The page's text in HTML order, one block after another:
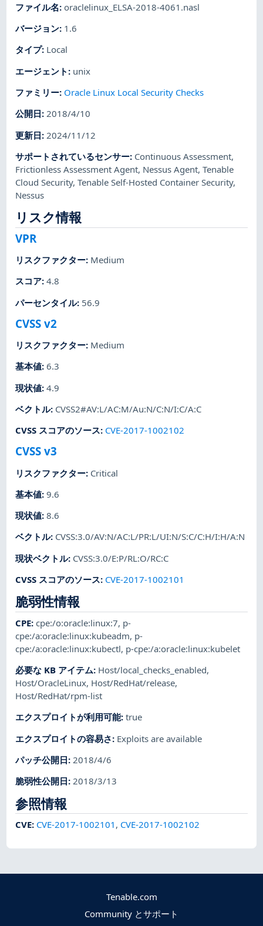
ファイル名: oraclelinux_ELSA-2018-4061.nasl
バージョン: 1.6
タイプ: Local
エージェント : unix
ファミリー: Oracle Linux Local Security Checks
公開日:2018/4/10
更新日: 2024/11/12
サポートされているセンサー: Continuous Assessment,
Frictionless Assessment Agent, Nessus Agent,Tenable
Cloud Security,Tenable Self-Hosted Container Security,
Nessus
リスク情報
VPR
リスクファクター: Medium
スコア:4.8
パーセンタイル: 56.9
CVSS v2
リスクファクター: Medium
基本値:6.3
現状値:4.9
ベクトル: CVSS2#AV:L/AC:M/Au:N/C:N/I:C/A:C
CVSS スコアのソース: CVE-2017-1002102
CVSS v3
リスクファクター: Critical
基本値:9.6
現状値:8.6
ベクトル: CVSS:3.0/AV:N/AC:L/PR:L/UI:N/S:C/C:H/I:H/A:N
現状ベクトル: CVSS:3.0/E:P/RL:O/RC:C
CVSS スコアのソース: CVE-2017-1002101
脆弱性情報
CPE:cpe:/o:oracle:linux:7, p-
cpe:/a:oracle:linux:kubeadm, p-
cpe:/a:oracle:linux:kubectl, p-cpe:/a:oracle:linux:kubelet
必要な KB アイテム: Host/local_checks_enabled,
Host/OracleLinux, Host/RedHat/release,
Host/RedHat/rpm-list
エクスプロイトが利用可能:true
エクスプロイトの容易さ: Exploits are available
パッチ公開日:2018/4/6
脆弱性公開日:2018/3/13
参照情報
CVE: CVE-2017-1002101 , CVE-2017-1002102
Tenable.com
Community とサポート